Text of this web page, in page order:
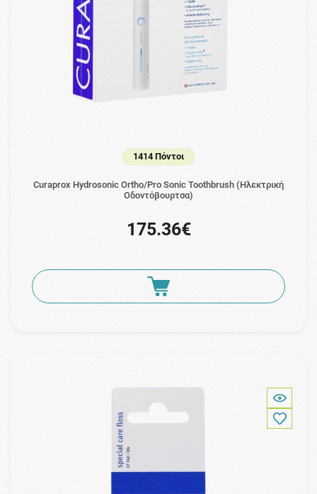
1414 Πόντοι
Curaprox Hydrosonic Ortho/Pro Sonic Toothbrush (Ηλεκτρική
Οδοντόβουρτσα)
175.36€